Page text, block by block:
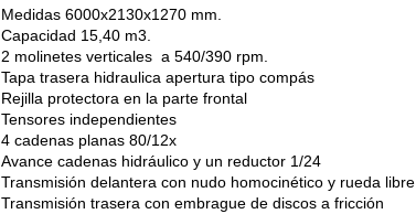
Medidas 6000x2130x1270 mm.
Capacidad 15,40 m3.
2 molinetes verticales a 540/390 rpm.
Tapa trasera hidraulica apertura tipo compás
Rejilla protectora en la parte frontal
Tensores independientes
4 cadenas planas 80/12x
Avance cadenas hidráulico y un reductor 1/24
Transmisión delantera con nudo homocinético y rueda libre
Transmisión trasera con embrague de discos a fricción